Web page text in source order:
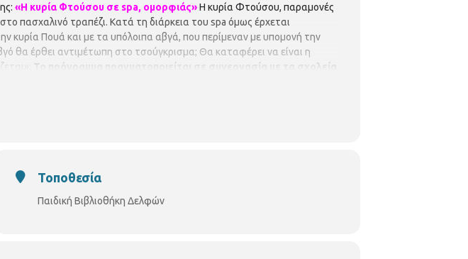
«Η κυρία Φτούσου σε spa, ομορφιάς»Η κυρία Φτούσου, παραμονές
πασχαλινό τραπέζι. Κατά τη διάρκεια του spa όμως έρχεται
κυρία Πουά και με τα υπόλοιπα αβγά, που περίμεναν με υπομονή την
θα έρθει αντιμέτωπη στο τσούγκρισμα; Θα καταφέρει να είναι η
Το πρόγραμμα πραγματοποιείται σε συνεργασία με τα σχολεία
Τοποθεσία
Παιδική Βιβλιοθήκη Δελφών